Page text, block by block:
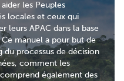
les Peuples
locales et ceux qui
leurs APAC dans la base
manuel a pour but de
processus de décision
comment les
également des